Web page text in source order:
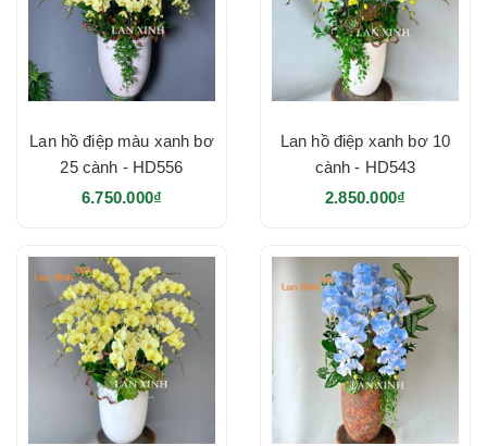
Lan hồ điệp màu xanh bơ
25 cành - HD556
6.750.000₫
Lan hồ điệp xanh bơ 10
cành - HD543
2.850.000₫